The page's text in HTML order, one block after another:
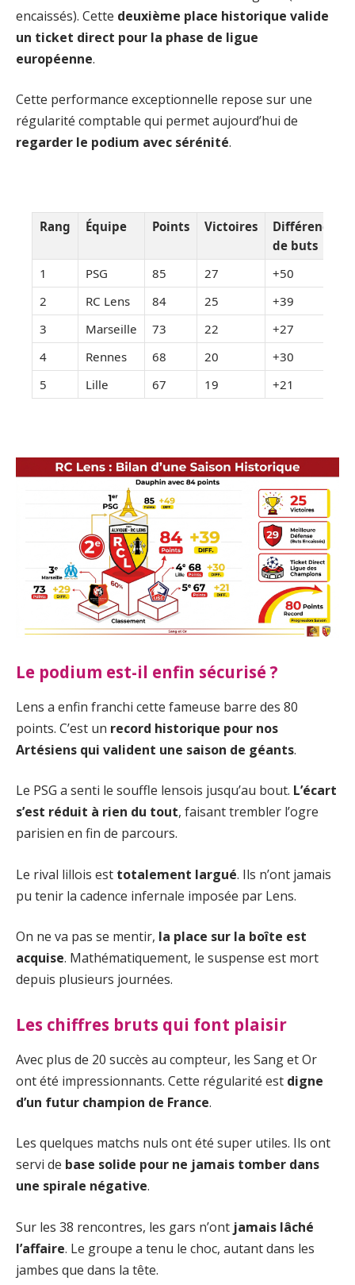
encaissés). Cette deuxième place historique valide
un ticket direct pour la phase de ligue
européenne.
Cette performance exceptionnelle repose sur une
régularité comptable qui permet aujourd’hui de
regarder le podium avec sérénité.
Rang Équipe Points Victoires
Différence
de buts
1
PSG 85 27
+50
2
RC Lens 84 25
+39
3
Marseille 73 22
+27
4
Rennes 68 20
+30
5
Lille 67 19 +21
Le podium est-il enfin sécurisé ?
Lens a enfin franchi cette fameuse barre des 80
points. C’est un record historique pour nos
Artésiens qui valident une saison de géants.
Le PSG a senti le souffle lensois jusqu’au bout. L’écart
s’est réduit à rien du tout, faisant trembler l’ogre
parisien en fin de parcours.
Le rival lillois est totalement largué. Ils n’ont jamais
pu tenir la cadence infernale imposée par Lens.
On ne va pas se mentir, la place sur la boîte est
acquise. Mathématiquement, le suspense est mort
depuis plusieurs journées.
Les chiffres bruts qui font plaisir
Avec plus de 20 succès au compteur, les Sang et Or
ont été impressionnants. Cette régularité est digne
d’un futur champion de France.
Les quelques matchs nuls ont été super utiles. Ils ont
servi de base solide pour ne jamais tomber dans
une spirale négative.
Sur les 38 rencontres, les gars n’ont jamais lâché
l’affaire. Le groupe a tenu le choc, autant dans les
jambes que dans la tête.